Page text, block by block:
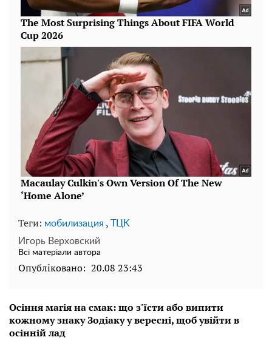
Теги: мобилизация ,
TЦK
Игорь Верховский
Всі матеріали автора
Опубліковано: 20.08 23:43
Осіння магія на смак: що з'їсти або випити
кожному знаку Зодіаку у вересні, щоб увійти в
осінній лад